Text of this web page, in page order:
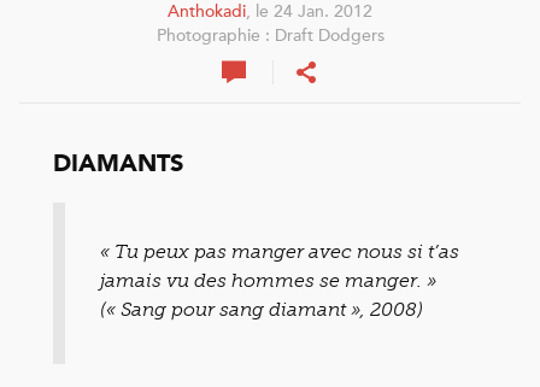
Anthokadi, le 24 Jan. 2012
Photographie : Draft Dodgers
DIAMANTS
« Tu peux pas manger avec nous si t’as
jamais vu des hommes se manger. »
(« Sang pour sang diamant », 2008)